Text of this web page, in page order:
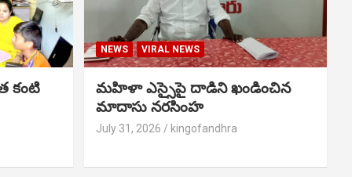
కంటి
NEWS VIRAL NEWS
మహిళా ఎస్సైపై దాడిని ఖండించిన
మాదాసు నరసింహ
July 31, 2026 kingofandhra